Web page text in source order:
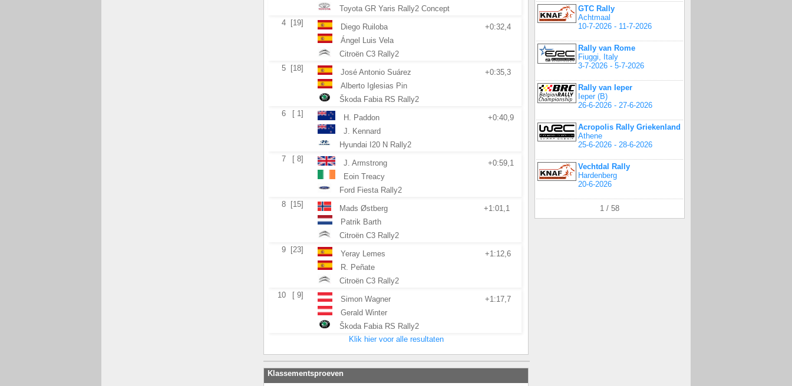
Toyota GR Yaris Rally2 Concept
4
[19] Diego Ruiloba
+0:32,4
Ángel Luis Vela
Citroën C3 Rally2
5
[18] José Antonio Suárez
+0:35,3
Alberto Iglesias Pin
Škoda Fabia RS Rally2
6
[ 1] H. Paddon
+0:40,9
J. Kennard
Hyundai I20 N Rally2
7
[ 8] J. Armstrong
+0:59,1
Eoin Treacy
Ford Fiesta Rally2
8
[15] Mads Østberg
+1:01,1
Patrik Barth
Citroën C3 Rally2
9
[23] Yeray Lemes
+1:12,6
R. Peñate
Citroën C3 Rally2
10
[ 9] Simon Wagner
+1:17,7
Gerald Winter
Škoda Fabia RS Rally2
Klik hier voor alle resultaten
Klassementsproeven
GTC Rally
Achtmaal
10-7-2026 - 11-7-2026
Rally van Rome
Fiuggi, Italy
3-7-2026 - 5-7-2026
Rally van Ieper
Ieper (B)
26-6-2026 - 27-6-2026
Acropolis Rally Griekenland
Athene
25-6-2026 - 28-6-2026
Vechtdal Rally
Hardenberg
20-6-2026
1 / 58